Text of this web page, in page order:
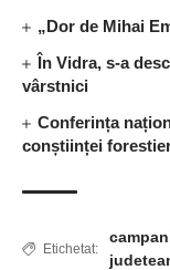
„Dor de Mihai
În Vidra, s-a
vârstnici
Conferința
conștiinței
Etichetat: